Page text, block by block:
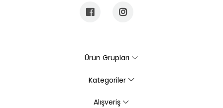
Ürün Grupları
Kategoriler
Alışveriş